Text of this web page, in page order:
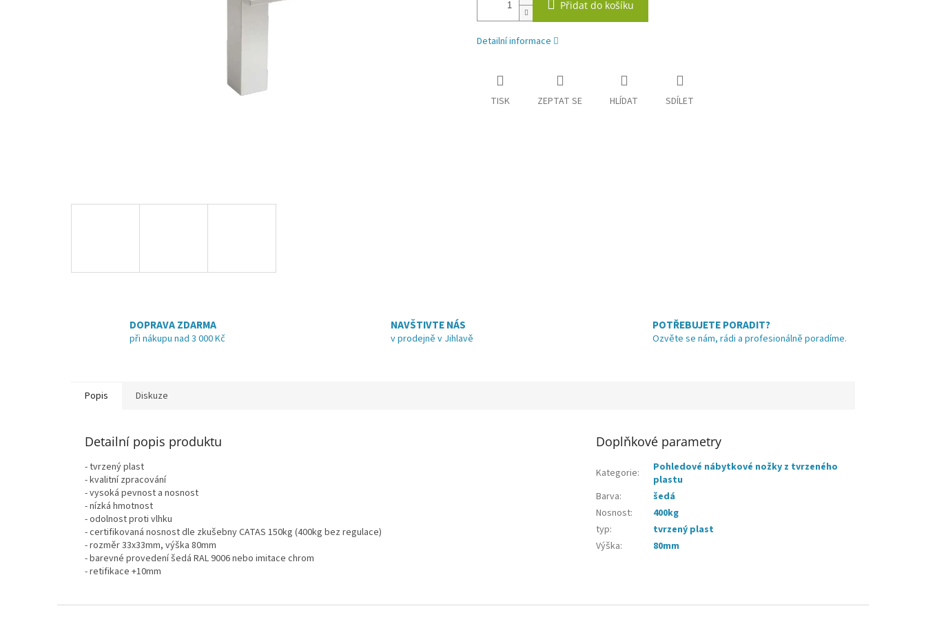
Přidat do košíku
Detailní informace
TISK ZEPTAT SE HLÍDAT SDÍLET
DOPRAVA ZDARMA
při nákupu nad 3 000 Kč
NAVŠTIVTE NÁS
v prodejně v Jihlavě
POTŘEBUJETE PORADIT?
Ozvěte se nám, rádi a profesionálně poradíme.
Popis Diskuze
Detailní popis produktu
- tvrzený plast
- kvalitní zpracování
- vysoká pevnost a nosnost
- nízká hmotnost
- odolnost proti vlhku
- certifikovaná nosnost dle zkušebny CATAS 150kg (400kg bez regulace)
- rozměr 33x33mm, výška 80mm
- barevné provedení šedá RAL 9006 nebo imitace chrom
- retifikace +10mm
Doplňkové parametry
Kategorie:
Pohledové nábytkové nožky z tvrzeného
plastu
Barva:
šedá
Nosnost:
400kg
typ:
tvrzený plast
Výška: 80mm